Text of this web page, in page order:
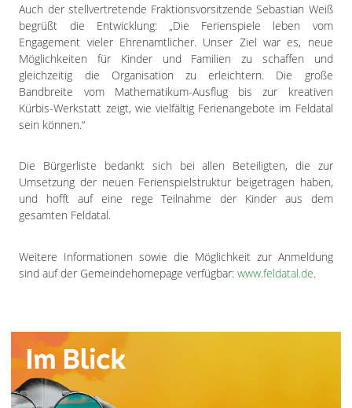
Auch der stellvertretende Fraktionsvorsitzende Sebastian Weiß
begrüßt die Entwicklung: „Die Ferienspiele leben vom
Engagement vieler Ehrenamtlicher. Unser Ziel war es, neue
Möglichkeiten für Kinder und Familien zu schaffen und
gleichzeitig die Organisation zu erleichtern. Die große
Bandbreite vom Mathematikum-Ausflug bis zur kreativen
Kürbis-Werkstatt zeigt, wie vielfältig Ferienangebote im Feldatal
sein können.“
Die Bürgerliste bedankt sich bei allen Beteiligten, die zur
Umsetzung der neuen Ferienspielstruktur beigetragen haben,
und hofft auf eine rege Teilnahme der Kinder aus dem
gesamten Feldatal.
Weitere Informationen sowie die Möglichkeit zur Anmeldung
sind auf der Gemeindehomepage verfügbar:www.feldatal.de.